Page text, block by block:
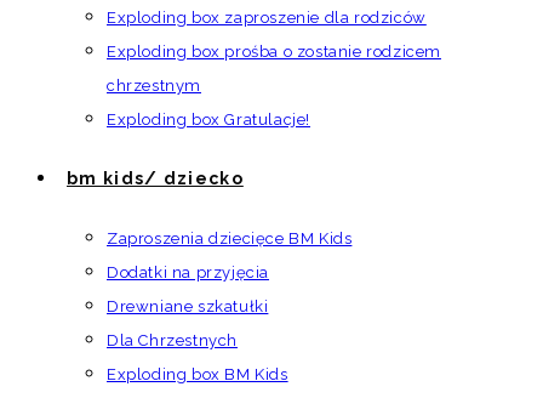
Exploding box zaproszenie dla rodziców
Exploding box prośba o zostanie rodzicem
chrzestnym
Exploding box Gratulacje!
bm kids/ dziecko
Zaproszenia dziecięce BM Kids
Dodatki na przyjęcia
Drewniane szkatułki
Dla Chrzestnych
Exploding box BM Kids